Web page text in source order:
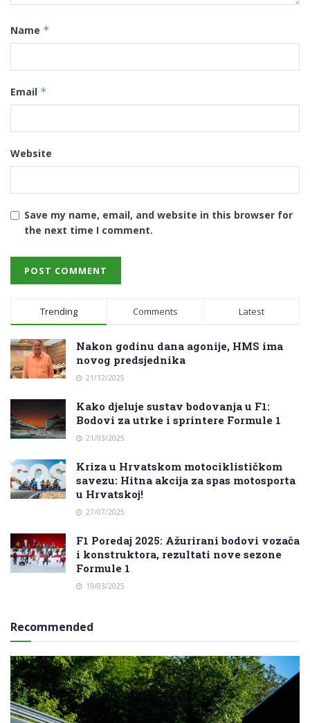
Name *
Email *
Website
Save my name, email, and website in this browser for
the next time I comment.
Trending Comments Latest
Nakon godinu dana agonije, HMS ima
novog predsjednika
21/12/2025
Kako djeluje sustav bodovanja u F1:
Bodovi za utrke i sprintere Formule 1
21/03/2025
Kriza u Hrvatskom motociklističkom
savezu: Hitna akcija za spas motosporta
u Hrvatskoj!
27/07/2025
F1 Poredaj 2025: Ažurirani bodovi vozača
i konstruktora, rezultati nove sezone
Formule 1
19/03/2025
Recommended